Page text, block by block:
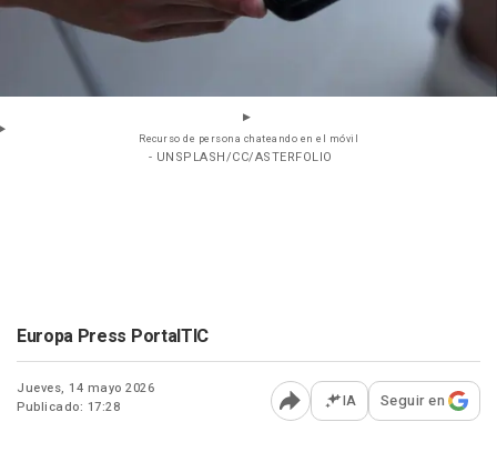
Recurso de persona chateando en el móvil
- UNSPLASH/CC/ASTERFOLIO
Europa Press PortalTIC
Jueves, 14 mayo 2026
Publicado: 17:28
Abrir opciones para
IA Seguir en